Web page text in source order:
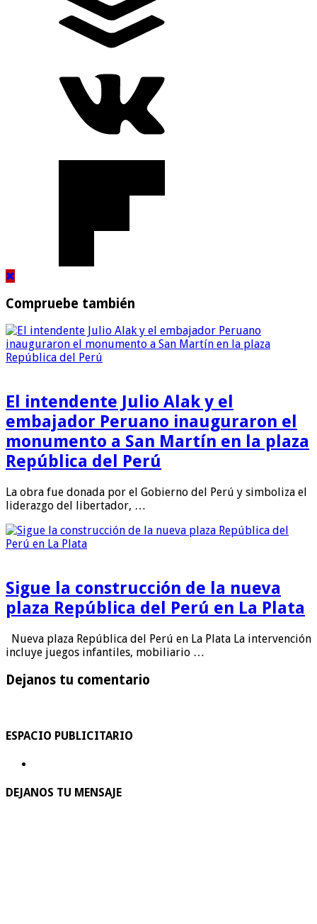
Compruebe también
El intendente Julio Alak y el
embajador Peruano inauguraron el
monumento a San Martín en la plaza
República del Perú
La obra fue donada por el Gobierno del Perú y simboliza el
liderazgo del libertador, …
Sigue la construcción de la nueva
plaza República del Perú en La Plata
Nueva plaza República del Perú en La Plata La intervención
incluye juegos infantiles, mobiliario …
Dejanos tu comentario
ESPACIO PUBLICITARIO
DEJANOS TU MENSAJE